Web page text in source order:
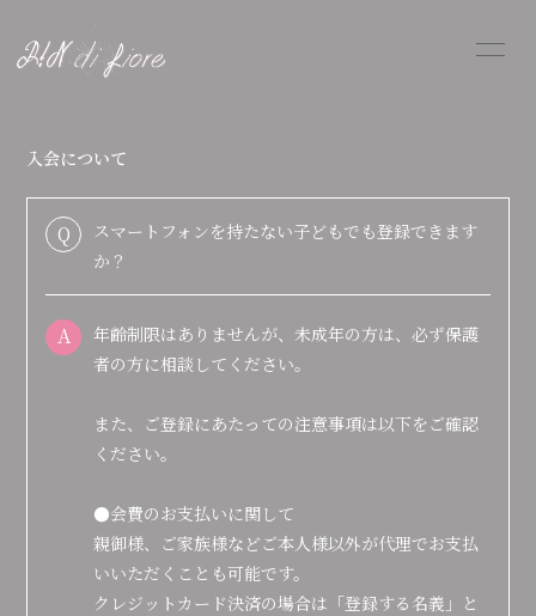
DISCOGRAPHY
FANGOODS
BLOG
MOVIE
会員登録 ログイン
入会について
Q
スマートフォンを持たない子どもでも登録できます
か？
A
年齢制限はありませんが、未成年の方は、必ず保護
者の方に相談してください。
また、ご登録にあたっての注意事項は以下をご確認
ください。
●会費のお支払いに関して
親御様、ご家族様などご本人様以外が代理でお支払
いいただくことも可能です。
クレジットカード決済の場合は「登録する名義」と